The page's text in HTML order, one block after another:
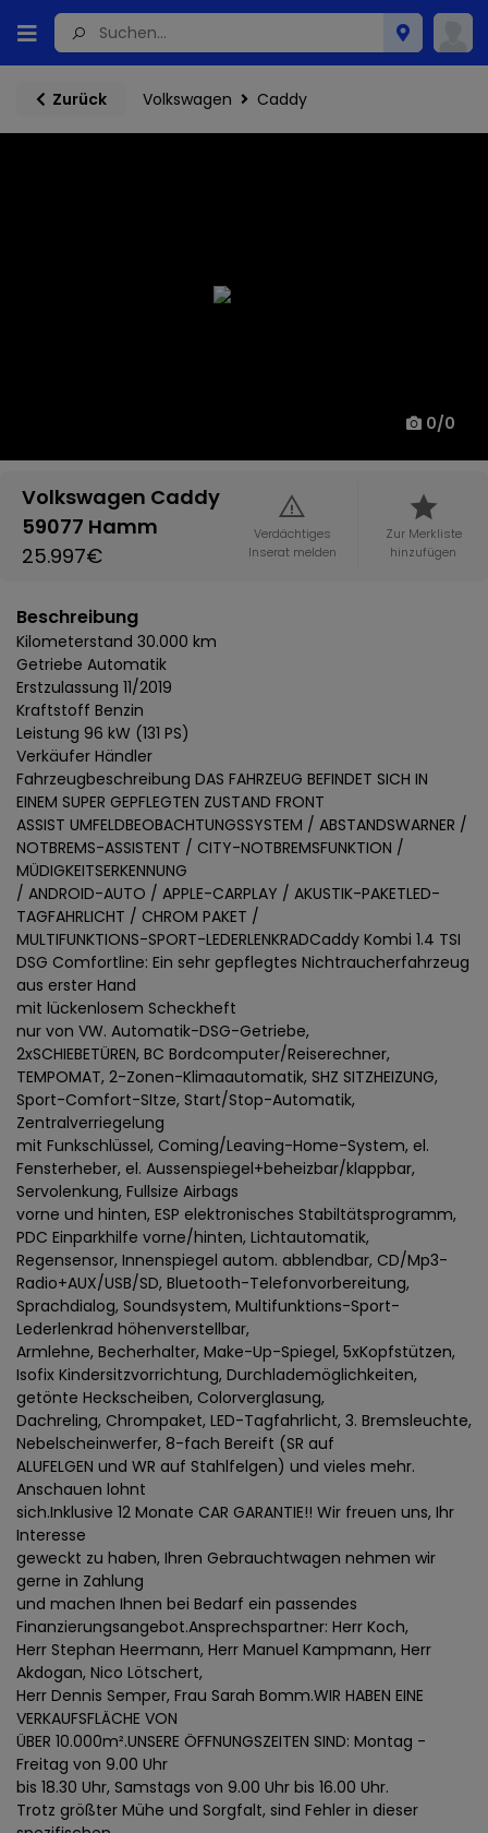
Zurück Volkswagen Caddy
0/0
Volkswagen Caddy
59077 Hamm
25.997€
Verdächtiges
Inserat melden
Zur Merkliste
hinzufügen
Beschreibung
Kilometerstand 30.000 km
Getriebe Automatik
Erstzulassung 11/2019
Kraftstoff Benzin
Leistung 96 kW (131 PS)
Verkäufer Händler
Fahrzeugbeschreibung DAS FAHRZEUG BEFINDET SICH IN
EINEM SUPER GEPFLEGTEN ZUSTAND FRONT
ASSIST UMFELDBEOBACHTUNGSSYSTEM / ABSTANDSWARNER /
NOTBREMS-ASSISTENT / CITY-NOTBREMSFUNKTION /
MÜDIGKEITSERKENNUNG
/ ANDROID-AUTO / APPLE-CARPLAY / AKUSTIK-PAKETLED-
TAGFAHRLICHT / CHROM PAKET /
MULTIFUNKTIONS-SPORT-LEDERLENKRADCaddy Kombi 1.4 TSI
DSG Comfortline: Ein sehr gepflegtes Nichtraucherfahrzeug
aus erster Hand
mit lückenlosem Scheckheft
nur von VW. Automatik-DSG-Getriebe,
2xSCHIEBETÜREN, BC Bordcomputer/Reiserechner,
TEMPOMAT, 2-Zonen-Klimaautomatik, SHZ SITZHEIZUNG,
Sport-Comfort-SItze, Start/Stop-Automatik,
Zentralverriegelung
mit Funkschlüssel, Coming/Leaving-Home-System, el.
Fensterheber, el. Aussenspiegel+beheizbar/klappbar,
Servolenkung, Fullsize Airbags
vorne und hinten, ESP elektronisches Stabiltätsprogramm,
PDC Einparkhilfe vorne/hinten, Lichtautomatik,
Regensensor, Innenspiegel autom. abblendbar, CD/Mp3-
Radio+AUX/USB/SD, Bluetooth-Telefonvorbereitung,
Sprachdialog, Soundsystem, Multifunktions-Sport-
Lederlenkrad höhenverstellbar,
Armlehne, Becherhalter, Make-Up-Spiegel, 5xKopfstützen,
Isofix Kindersitzvorrichtung, Durchlademöglichkeiten,
getönte Heckscheiben, Colorverglasung,
Dachreling, Chrompaket, LED-Tagfahrlicht, 3. Bremsleuchte,
Nebelscheinwerfer, 8-fach Bereift (SR auf
ALUFELGEN und WR auf Stahlfelgen) und vieles mehr.
Anschauen lohnt
sich.Inklusive 12 Monate CAR GARANTIE!! Wir freuen uns, Ihr
Interesse
geweckt zu haben, Ihren Gebrauchtwagen nehmen wir
gerne in Zahlung
und machen Ihnen bei Bedarf ein passendes
Finanzierungsangebot.Ansprechspartner: Herr Koch,
Herr Stephan Heermann, Herr Manuel Kampmann, Herr
Akdogan, Nico Lötschert,
Herr Dennis Semper, Frau Sarah Bomm.WIR HABEN EINE
VERKAUFSFLÄCHE VON
ÜBER 10.000m².UNSERE ÖFFNUNGSZEITEN SIND: Montag -
Freitag von 9.00 Uhr
bis 18.30 Uhr, Samstags von 9.00 Uhr bis 16.00 Uhr.
Trotz größter Mühe und Sorgfalt, sind Fehler in dieser